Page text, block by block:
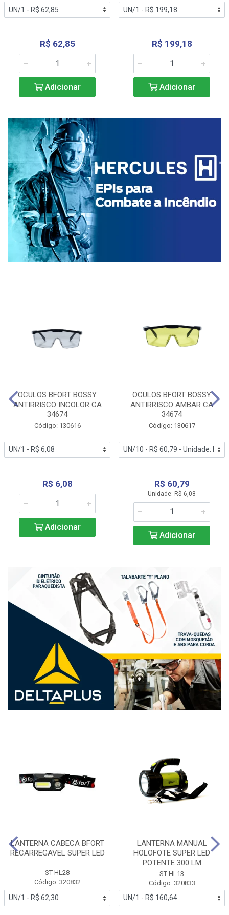
R$ 62,85
Adicionar
R$ 199,18
Adicionar
OCULOS BFORT BOSSY
ANTIRRISCO INCOLOR CA
34674
Código: 130616
R$ 6,08
Adicionar
OCULOS BFORT BOSSY
ANTIRRISCO AMBAR CA
34674
Código: 130617
R$ 60,79
Unidade: R$ 6,08
Adicionar
LANTERNA CABECA BFORT
RECARREGAVEL SUPER LED
ST-HL28
Código: 320832
LANTERNA MANUAL
HOLOFOTE SUPER LED
POTENTE 300 LM
ST-HL13
Código: 320833